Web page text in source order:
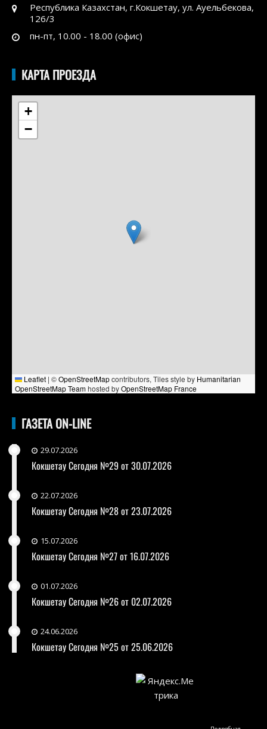
Республика Казахстан, г.Кокшетау, ул. Ауельбекова,
126/3
пн-пт, 10.00 - 18.00 (офис)
КАРТА ПРОЕЗДА
+
−
Leaflet | ©OpenStreetMapcontributors, Tiles style by Humanitarian
OpenStreetMap Teamhosted byOpenStreetMap France
ГАЗЕТА ON-LINE
29.07.2026
Кокшетау Сегодня №29 от 30.07.2026
22.07.2026
Кокшетау Сегодня №28 от 23.07.2026
15.07.2026
Кокшетау Сегодня №27 от 16.07.2026
01.07.2026
Кокшетау Сегодня №26 от 02.07.2026
24.06.2026
Кокшетау Сегодня №25 от 25.06.2026